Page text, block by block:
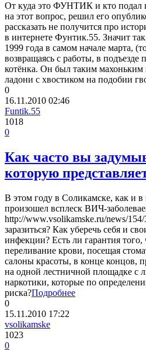
От куда это ФУНТИК и кто подал
на этот вопрос, решил его
рассказать не получится про
в интернете Фунтик.55. Значит
1999 года в самом начале марта,
возвращаясь с работы, в
котёнка. Он был таким махоньким
ладони с хвостиком на подобии
0
16.11.2010 02:46
Funtik.55
1018
0
Как часто вы
которую
В этом году в Соликамске, как и
произошел всплеск ВИЧ-
http://www.vsolikamske.ru/news/
заразиться? Как уберечь себя и
инфекции? Есть ли гарантия того,
переливание крови, посещая
салоны красоты, в конце концов,
на одной лестничной площадке с
наркотики, которые по
риска?Подробнее
0
15.11.2010 17:22
vsolikamske
1023
0